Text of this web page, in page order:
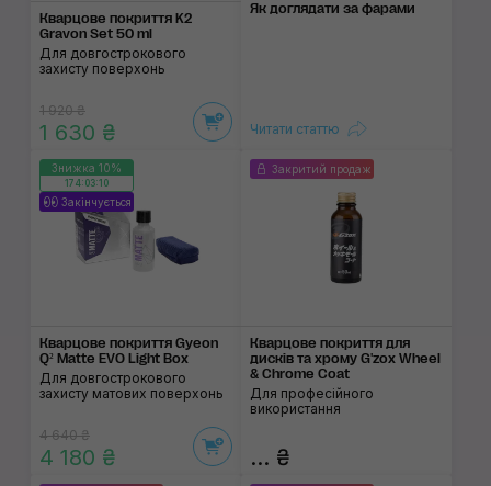
Кварцове покриття K2
Gravon Set 50 ml
Для довгострокового
захисту поверхонь
1 920 ₴
1 630 ₴
Як доглядати за фара­ми
Читати статтю
Знижка 10%
174:03:10
Закінчується
Кварцове покриття Gyeon
Q² Matte EVO Light Box
Для довгострокового
захисту матових поверхонь
4 640 ₴
4 180 ₴
Закритий продаж
Кварцове покриття для
дисків та хрому G'zox Wheel
& Chrome Coat
Для професійного
використання
... ₴